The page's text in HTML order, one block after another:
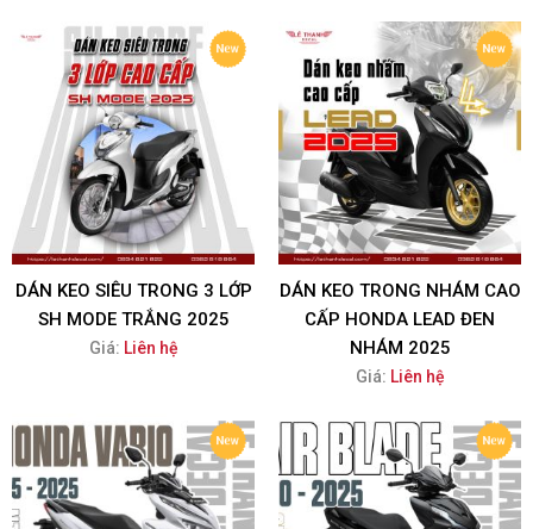
DÁN KEO SIÊU TRONG 3 LỚP
SH MODE TRẮNG 2025
Giá: Liên hệ
DÁN KEO TRONG NHÁM CAO
CẤP HONDA LEAD ĐEN
NHÁM 2025
Giá: Liên hệ